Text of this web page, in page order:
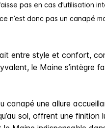
pas en cas d’utilisation
n’est donc pas un canapé
entre style et confort,
le Maine s’intègre
une allure
sol, offrent une finition